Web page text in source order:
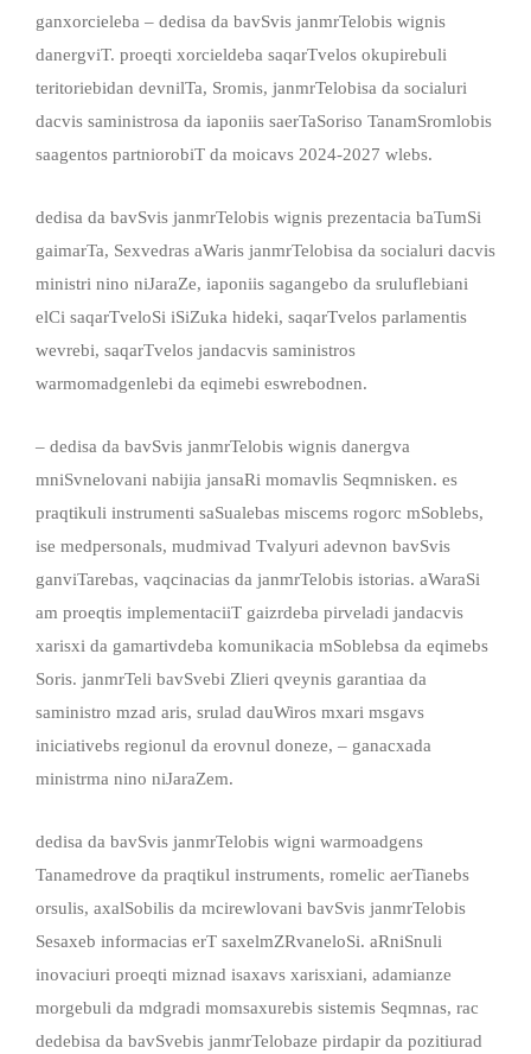
ganxorcieleba – dedisa da bavSvis janmrTelobis wignis
danergviT. proeqti xorcieldeba saqarTvelos okupirebuli
teritoriebidan devnilTa, Sromis, janmrTelobisa da socialuri
dacvis saministrosa da iaponiis saerTaSoriso TanamSromlobis
saagentos partniorobiT da moicavs 2024-2027 wlebs.
dedisa da bavSvis janmrTelobis wignis prezentacia baTumSi
gaimarTa, Sexvedras aWaris janmrTelobisa da socialuri dacvis
ministri nino niJaraZe, iaponiis sagangebo da sruluflebiani
elCi saqarTveloSi iSiZuka hideki, saqarTvelos parlamentis
wevrebi, saqarTvelos jandacvis saministros
warmomadgenlebi da eqimebi eswrebodnen.
– dedisa da bavSvis janmrTelobis wignis danergva
mniSvnelovani nabijia jansaRi momavlis Seqmnisken. es
praqtikuli instrumenti saSualebas miscems rogorc mSoblebs,
ise medpersonals, mudmivad Tvalyuri adevnon bavSvis
ganviTarebas, vaqcinacias da janmrTelobis istorias. aWaraSi
am proeqtis implementaciiT gaizrdeba pirveladi jandacvis
xarisxi da gamartivdeba komunikacia mSoblebsa da eqimebs
Soris. janmrTeli bavSvebi Zlieri qveynis garantiaa da
saministro mzad aris, srulad dauWiros mxari msgavs
iniciativebs regionul da erovnul doneze, – ganacxada
ministrma nino niJaraZem.
dedisa da bavSvis janmrTelobis wigni warmoadgens
Tanamedrove da praqtikul instruments, romelic aerTianebs
orsulis, axalSobilis da mcirewlovani bavSvis janmrTelobis
Sesaxeb informacias erT saxelmZRvaneloSi. aRniSnuli
inovaciuri proeqti miznad isaxavs xarisxiani, adamianze
morgebuli da mdgradi momsaxurebis sistemis Seqmnas, rac
dedebisa da bavSvebis janmrTelobaze pirdapir da pozitiurad